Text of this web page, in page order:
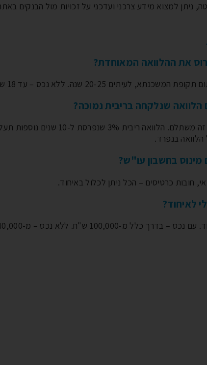
ניתן למצוא מידע צרכני ועדכני על זכויות מול הבנקים
את ההלוואה המאוחדת?
לעיתים 20-25 שנה. ללא נכס – עד 18 שנה.
שנלקחה בריבית נמוכה?
כן, אך כדאי לבחון אם זה משתלם. הלוואה ריבית 3%
הלוואה בנפרד.
בחשבון עו"ש?
חובות כרטיסים – הכל ניתן לכלול באיחוד.
לאיחוד?
כלל מ-100,000 ש"ח. ללא נכס – מ-140,000 ש"ח.